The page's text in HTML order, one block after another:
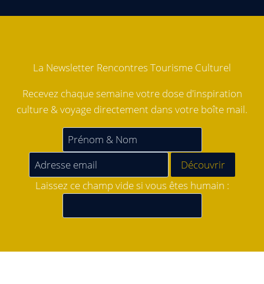
La Newsletter Rencontres Tourisme Culturel
Recevez chaque semaine votre dose d'inspiration
culture & voyage directement dans votre boîte mail.
Laissez ce champ vide si vous êtes humain :